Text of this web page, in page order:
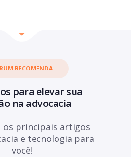
RECOMENDA
para elevar sua
na advocacia
os principais artigos
e tecnologia para
você!